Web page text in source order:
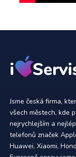
Jsme česká firma,
všech městech, kde
nejrychlejším a
telefonů značek
Huawei, Xiaomi,